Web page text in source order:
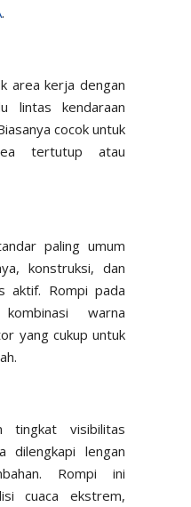
.
area kerja dengan
lintas kendaraan
cocok untuk
tertutup atau
paling umum
konstruksi, dan
aktif. Rompi pada
warna
yang cukup untuk
tingkat visibilitas
dilengkapi lengan
Rompi ini
cuaca ekstrem,